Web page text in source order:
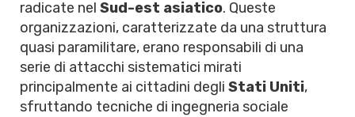
radicate nel Sud-est asiatico. Queste
organizzazioni, caratterizzate da una struttura
quasi paramilitare, erano responsabili di una
serie di attacchi sistematici mirati
principalmente ai cittadini degli Stati Uniti,
sfruttando tecniche di ingegneria sociale